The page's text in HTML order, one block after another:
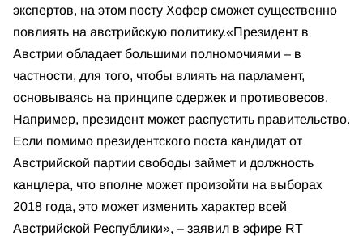
экспертов, на этом посту Хофер сможет существенно
повлиять на австрийскую политику.«Президент в
Австрии обладает большими полномочиями – в
частности, для того, чтобы влиять на парламент,
основываясь на принципе сдержек и противовесов.
Например, президент может распустить правительство.
Если помимо президентского поста кандидат от
Австрийской партии свободы займет и должность
канцлера, что вполне может произойти на выборах
2018 года, это может изменить характер всей
Австрийской Республики», – заявил в эфире RT